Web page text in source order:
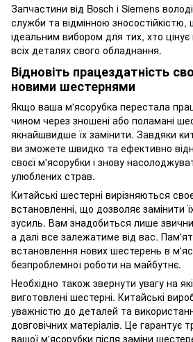
Запчастини від Bosch і Siemens
служби та відмінною зносостійкістю,
ідеальним вибором для тих, хто цінує
всіх деталях свого обладнання.
Відновіть працездатність
новими шестернями
Якщо ваша м'ясорубка перестала
чином через зношені або поламані
якнайшвидше їх замінити. Завдяки
ви зможете швидко та ефективно
своєї м'ясорубки і знову
улюблених страв.
Китайські шестерні вирізняються
встановленні, що дозволяє замінити
зусиль. Вам знадобиться лише
а далі все залежатиме від вас.
встановлення нових шестерень в
безпроблемної роботи на майбутнє.
Необхідно також звернути увагу на
виготовлені шестерні. Китайські
уважністю до деталей та
довговічних матеріалів. Це гарантує
вашої м'ясорубки після заміни